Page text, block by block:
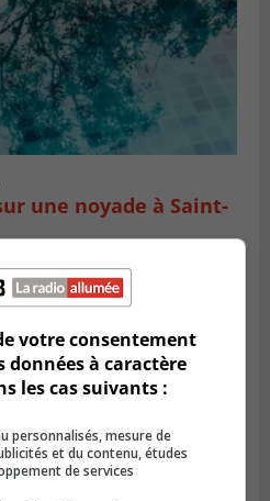
une noyade à Saint-
votre consentement
à caractère
les cas suivants :
personnalisés, mesure de
et du contenu, études
de services